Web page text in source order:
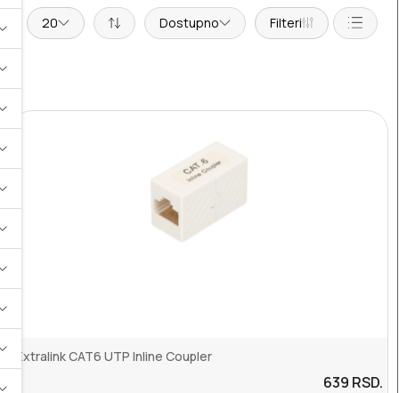
20 Dostupno Filteri
Extralink CAT6 UTP Inline Coupler
639 RSD.